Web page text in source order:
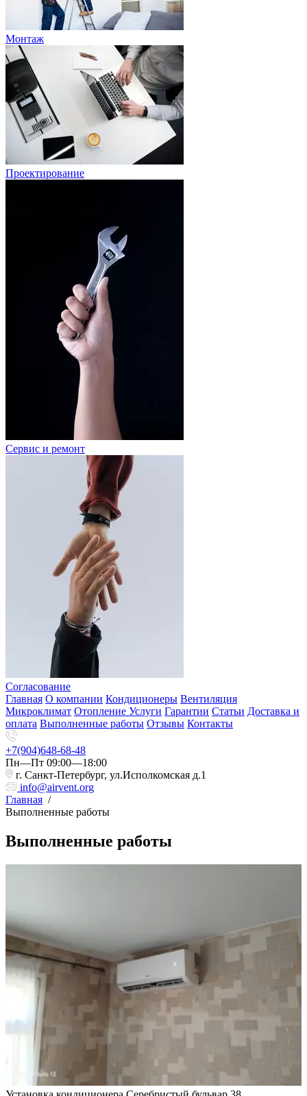
Монтаж
Проектирование
Сервис и ремонт
Согласование
Главная О компании Кондиционеры Вентиляция
Микроклимат Отопление Услуги Гарантии Статьи Доставка и
оплата Выполненные работы Отзывы Контакты
+7(904)648-68-48
Пн—Пт 09:00—18:00
г. Санкт-Петербург, ул.Исполкомская д.1
info@airvent.org
Главная /
Выполненные работы
Выполненные работы